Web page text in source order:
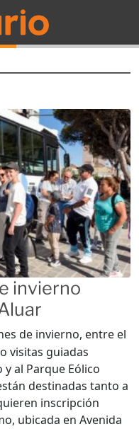
invierno
de invierno, entre el
visitas guiadas
al Parque Eólico
destinadas tanto a
inscripción
ubicada en Avenida